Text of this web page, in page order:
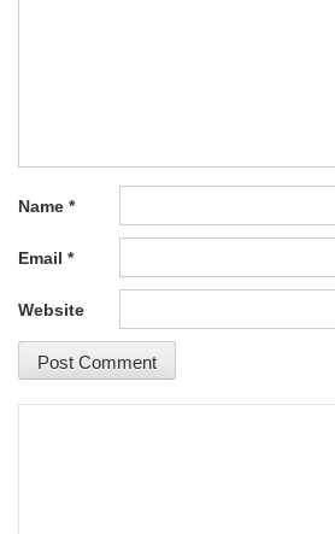
Name *
Email *
Website